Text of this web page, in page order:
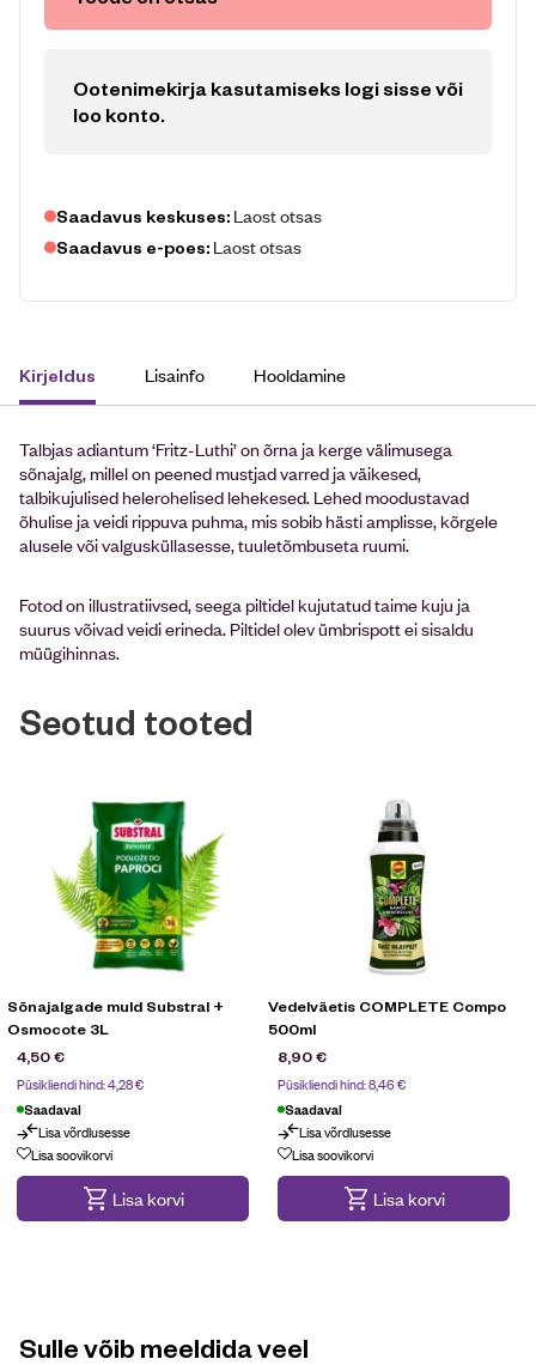
Ootenimekirja kasutamiseks logi sisse või
loo konto.
Saadavus keskuses: Laost otsas
Saadavus e-poes: Laost otsas
Kirjeldus Lisainfo Hooldamine
Talbjas adiantum ‘Fritz-Luthi’ on õrna ja kerge välimusega
sõnajalg, millel on peened mustjad varred ja väikesed,
talbikujulised helerohelised lehekesed. Lehed moodustavad
õhulise ja veidi rippuva puhma, mis sobib hästi amplisse, kõrgele
alusele või valgusküllasesse, tuuletõmbuseta ruumi.
Fotod on illustratiivsed, seega piltidel kujutatud taime kuju ja
suurus võivad veidi erineda. Piltidel olev ümbrispott ei sisaldu
müügihinnas.
Seotud tooted
Sõnajalgade muld Substral +
Osmocote 3L
4,50€
Püsikliendi hind:4,28€
Saadaval
Lisa võrdlusesse
Lisa soovikorvi
Lisa korvi
Vedelväetis COMPLETE Compo
500ml
8,90€
Püsikliendi hind:8,46€
Saadaval
Lisa võrdlusesse
Lisa soovikorvi
Lisa korvi
Sulle võib meeldida veel